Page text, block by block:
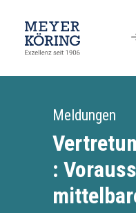
Meldungen
: